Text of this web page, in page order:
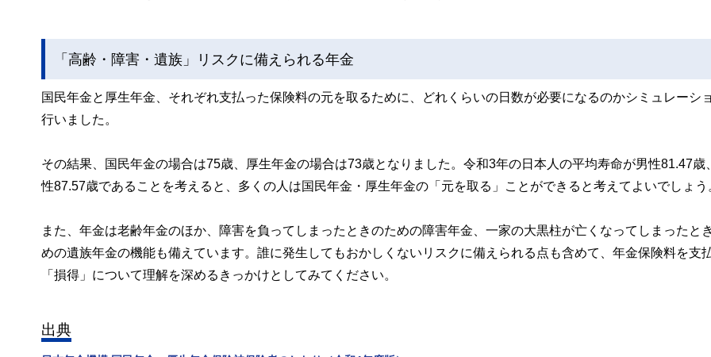
「高齢・障害・遺族」リスクに備えられる年金
国民年金と厚生年金、それぞれ支払った保険料の元を取るために、どれくらいの日数が必要になるのかシミュレーシ
行いました。
その結果、国民年金の場合は75歳、厚生年金の場合は73歳となりました。令和3年の日本人の平均寿命が男性81.47歳
性87.57歳であることを考えると、多くの人は国民年金・厚生年金の「元を取る」ことができると考えてよいでしょう
また、年金は老齢年金のほか、障害を負ってしまったときのための障害年金、一家の大黒柱が亡くなってしまったと
めの遺族年金の機能も備えています。誰に発生してもおかしくないリスクに備えられる点も含めて、年金保険料を支
「損得」について理解を深めるきっかけとしてみてください。
出典